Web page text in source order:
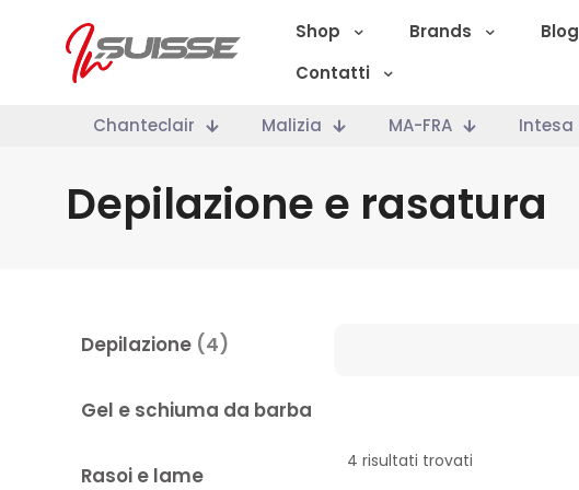
Shop Brands Blog
Contatti
Chanteclair Malizia MA-FRA Intesa
Depilazione e rasatura
Depilazione (4)
Gel e schiuma da barba
Rasoi e lame Categoria
4 risultati trovati